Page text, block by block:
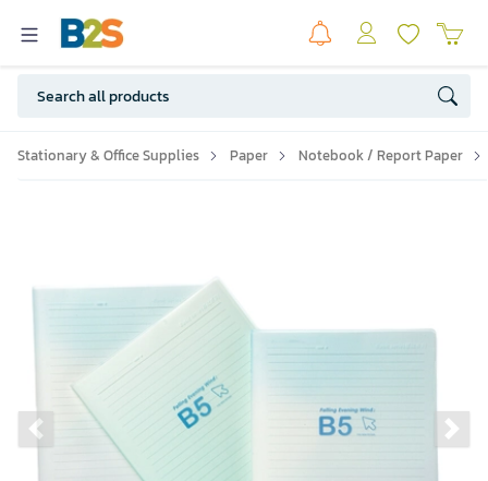
Stationary & Office Supplies Paper Notebook / Report Paper
Previous slide